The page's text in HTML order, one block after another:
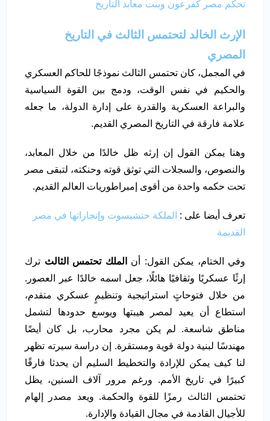
تحكم مصر كفرعون وبنت معابد التاريخ
الإرث الخالد لتحتمس الثالث في التاريخ
المصري
في المجمل، كان تحتمس الثالث نموذجًا للحاكم العسكري
والحكيم في نفس الوقت، ودمج بين القوة السياسية
والبراعة العسكرية والقدرة على إدارة الدولة، ما جعله
علامة فارقة في التاريخ المصري القديم.
وهنا يمكن القول إن إرثه ظل خالدًا من خلال المعابد،
والنصوص، والسجلات التي توثق قوته وحنكته، لتبقى مصر
تحت حكمه واحدة من أقوى إمبراطوريات العالم القديم.
تعرف أيضا على : الملكة حتشبسوت وإنجازاتها في مصر
القديمة
وفي الختام، يمكن القول: أن الملك تحتمس الثالث ترك
إرثًا عسكريًا وثقافيًا هائلًا، جعل اسمه خالدًا عبر العصور.
من خلال فتوحاتٍ استراتيجية وتنظيمٍ عسكري متقدم،
استطاع أن يعيد لمصر هيبتها ويوسع حدودها لتشمل
مناطق شاسعة. لم يكن مجرد محارب، بل كان أيضًا
مهندسًا لبنية دولة قوية ومستقرة. إن دراسة سيرته تظهر
لنا كيف يمكن للإرادة والتخطيط السليم أن يحدثا فارقًا
كبيرًا في تاريخ الأمم. ورغم مرور آلاف السنين، يظل
تحتمس الثالث رمزًا للقوة والحكمة. ويعد مصدر إلهام
للأجيال القادمة في مجال القيادة والإدارة.